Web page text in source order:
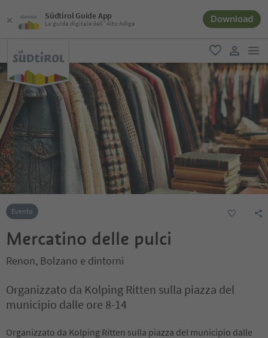
Südtirol Guide App
La guida digitale dell´Alto Adige Download
favoriti
user link
Evento
Mercatino delle pulci
Renon, Bolzano e dintorni
Organizzato da Kolping Ritten sulla piazza del
municipio dalle ore 8-14
Organizzato da Kolping Ritten sulla piazza del municipio dalle